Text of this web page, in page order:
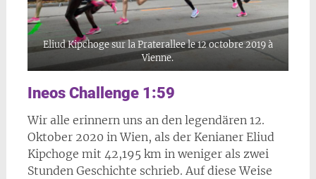
Eliud Kipchoge sur la Praterallee le 12 octobre 2019 à
Vienne.
Ineos Challenge 1:59
Wir alle erinnern uns an den legendären 12.
Oktober 2020 in Wien, als der Kenianer Eliud
Kipchoge mit 42,195 km in weniger als zwei
Stunden Geschichte schrieb. Auf diese Weise